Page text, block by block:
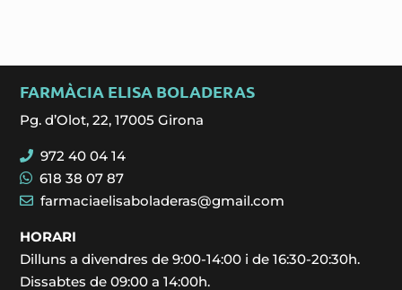
FARMÀCIA ELISA BOLADERAS
Pg. d’Olot, 22, 17005 Girona
972 40 04 14
618 38 07 87
farmaciaelisaboladeras@gmail.com
HORARI
Dilluns a divendres de 9:00-14:00 i de 16:30-20:30h.
Dissabtes de 09:00 a 14:00h.